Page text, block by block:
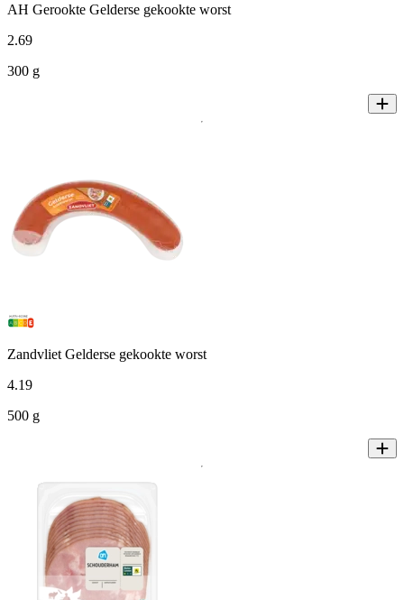
AH Gerookte Gelderse gekookte worst
2.69
300 g
Zandvliet Gelderse gekookte worst
4.19
500 g